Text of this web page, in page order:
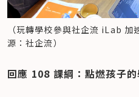
（玩轉學校參與社企流 iLab
源：社企流）
回應 108 課綱：點燃孩子